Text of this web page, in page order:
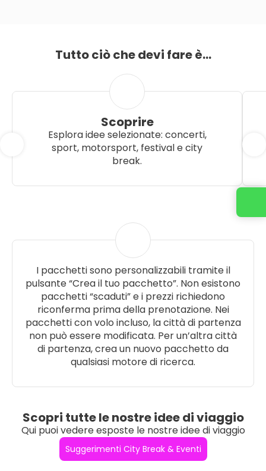
Tutto ciò che devi fare è...
Scoprire
Esplora idee selezionate: concerti,
sport, motorsport, festival e city
break.
I pacchetti sono personalizzabili tramite il
pulsante “Crea il tuo pacchetto”. Non esistono
pacchetti “scaduti” e i prezzi richiedono
riconferma prima della prenotazione. Nei
pacchetti con volo incluso, la città di partenza
non può essere modificata. Per un’altra città
di partenza, crea un nuovo pacchetto da
qualsiasi motore di ricerca.
Scopri tutte le nostre idee di viaggio
Qui puoi vedere esposte le nostre idee di viaggio
Suggerimenti City Break & Eventi